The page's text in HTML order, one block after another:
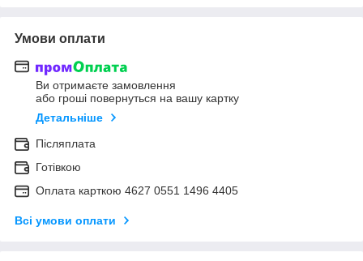
Умови оплати
Ви отримаєте замовлення
або гроші повернуться на вашу картку
Детальніше
Післяплата
Готівкою
Оплата карткою 4627 0551 1496 4405
Всі умови оплати